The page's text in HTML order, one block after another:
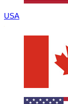
USA